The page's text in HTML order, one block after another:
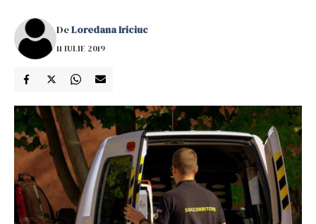
DeLoredana Iriciuc
11 IULIE 2019